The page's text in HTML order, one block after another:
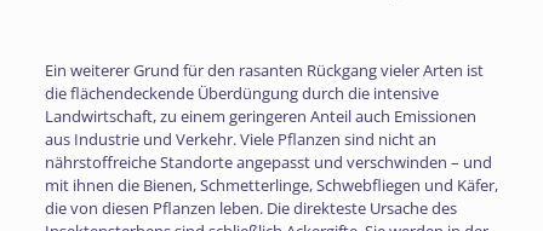
Ein weiterer Grund für den rasanten Rückgang vieler Arten ist
die flächendeckende Überdüngung durch die intensive
Landwirtschaft, zu einem geringeren Anteil auch Emissionen
aus Industrie und Verkehr. Viele Pflanzen sind nicht an
nährstoffreiche Standorte angepasst und verschwinden – und
mit ihnen die Bienen, Schmetterlinge, Schwebfliegen und Käfer,
die von diesen Pflanzen leben. Die direkteste Ursache des